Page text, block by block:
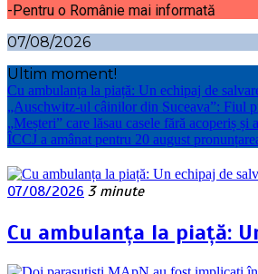
-Pentru o Românie mai informată
07/08/2026
Ultim moment!
Cu ambulanța la piață: Un echipaj de
„Auschwitz-ul câinilor din Suceava”: Fiul
„Meșteri” care lăsau casele fără acoperiș
ÎCCJ a amânat pentru 20 august
07/08/2026 3 minute
Cu ambulanța la piață: